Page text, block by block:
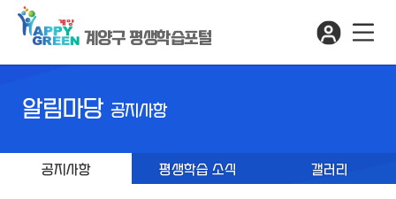
계양구 평생학습포털
알림마당 공지사항
공지사항 평생학습 소식 갤러리